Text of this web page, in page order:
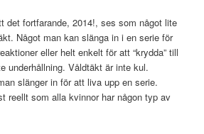
det fortfarande, 2014!, ses som något lite
Något man kan slänga in i en serie för
eller helt enkelt för att “krydda” till
underhållning. Våldtäkt är inte kul.
slänger in för att liva upp en serie.
reellt som alla kvinnor har någon typ av